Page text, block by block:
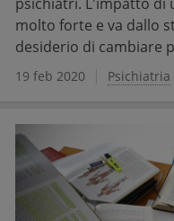
molto forte e va dallo
desiderio di cambiare
19 feb 2020 Psichiatria